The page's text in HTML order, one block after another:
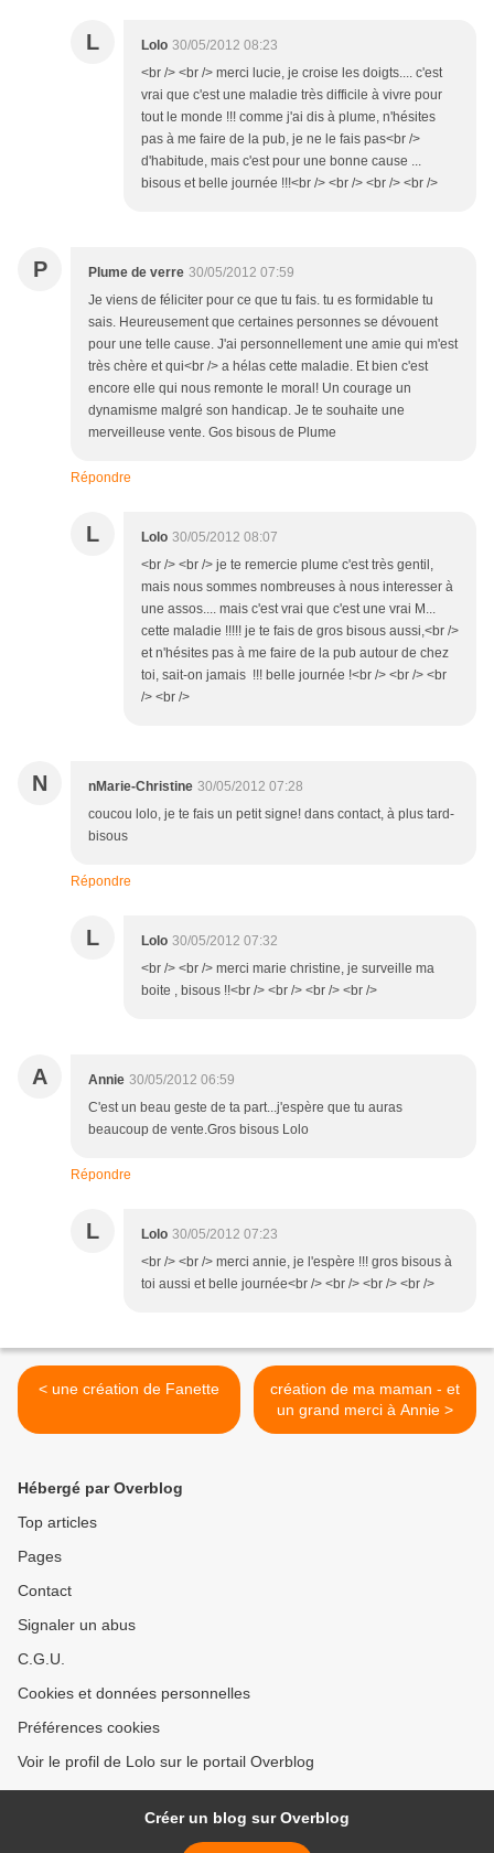
L Lolo 30/05/2012 08:23
<br /> <br /> merci lucie, je croise les doigts.... c'est
vrai que c'est une maladie très difficile à vivre pour
tout le monde !!! comme j'ai dis à plume, n'hésites
pas à me faire de la pub, je ne le fais pas<br />
d'habitude, mais c'est pour une bonne cause ...
bisous et belle journée !!!<br /> <br /> <br /> <br />
P Plume de verre 30/05/2012 07:59
Je viens de féliciter pour ce que tu fais. tu es formidable tu
sais. Heureusement que certaines personnes se dévouent
pour une telle cause. J'ai personnellement une amie qui m'est
très chère et qui<br /> a hélas cette maladie. Et bien c'est
encore elle qui nous remonte le moral! Un courage un
dynamisme malgré son handicap. Je te souhaite une
merveilleuse vente. Gos bisous de Plume
Répondre
L Lolo 30/05/2012 08:07
<br /> <br /> je te remercie plume c'est très gentil,
mais nous sommes nombreuses à nous interesser à
une assos.... mais c'est vrai que c'est une vrai M...
cette maladie !!!!! je te fais de gros bisous aussi,<br />
et n'hésites pas à me faire de la pub autour de chez
toi, sait-on jamais !!! belle journée !<br /> <br /> <br
/> <br />
N nMarie-Christine 30/05/2012 07:28
coucou lolo, je te fais un petit signe! dans contact, à plus tard-
bisous
Répondre
L Lolo 30/05/2012 07:32
<br /> <br /> merci marie christine, je surveille ma
boite , bisous !!<br /> <br /> <br /> <br />
A Annie 30/05/2012 06:59
C'est un beau geste de ta part...j'espère que tu auras
beaucoup de vente.Gros bisous Lolo
Répondre
L Lolo 30/05/2012 07:23
<br /> <br /> merci annie, je l'espère !!! gros bisous à
toi aussi et belle journée<br /> <br /> <br /> <br />
< une création de Fanette
création de ma maman - et
un grand merci à Annie >
Hébergé par Overblog
Top articles
Pages
Contact
Signaler un abus
C.G.U.
Cookies et données personnelles
Préférences cookies
Voir le profil de Lolo sur le portail Overblog
Créer un blog sur Overblog